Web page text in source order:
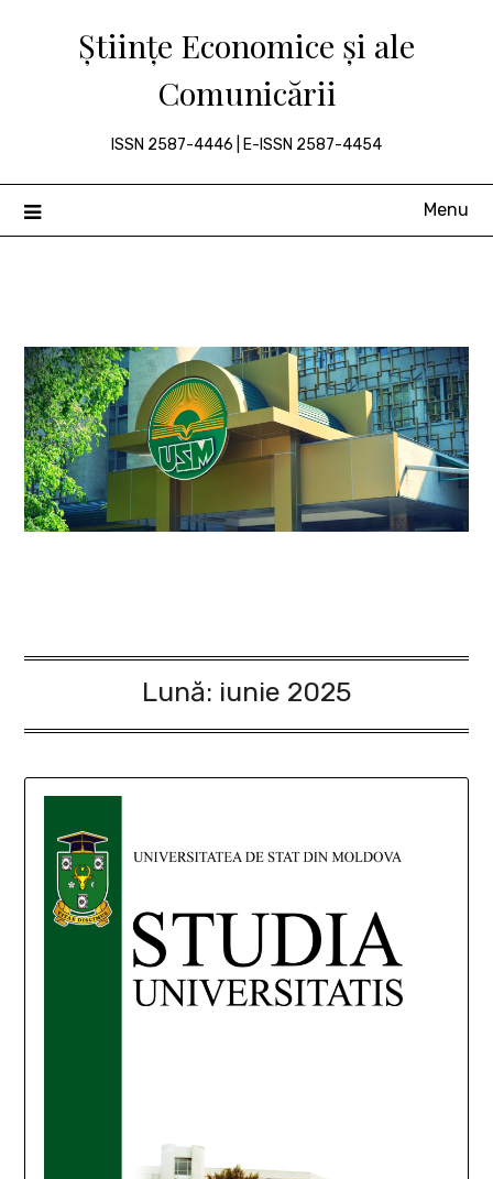
Științe Economice și ale
Comunicării
ISSN 2587-4446 | E-ISSN 2587-4454
Menu
Lună: iunie 2025